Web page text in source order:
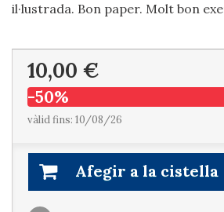
il·lustrada. Bon paper. Molt bon
10,00 €
-50%
vàlid fins: 10/08/26
Afegir a la cistella